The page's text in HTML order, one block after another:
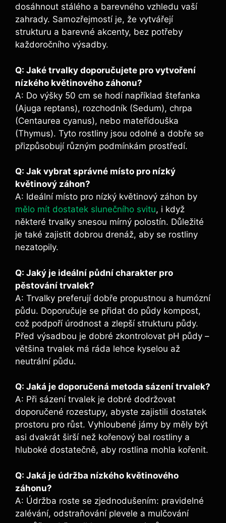
dosáhnout stálého a barevného vzhledu vaší
zahrady. Samozřejmostí je, že vytvářejí
strukturu a barevné akcenty, bez potřeby
každoročního výsadby.
Q: Jaké trvalky doporučujete pro vytvoření
nízkého květinového záhonu?
A: Do výšky 50 cm se hodí například štefanka
(Ajuga reptans), rozchodník (Sedum), chrpa
(Centaurea cyanus), nebo mateřídouška
(Thymus). Tyto rostliny jsou odolné a dobře se
přizpůsobují různým podmínkám prostředí.
Q: Jak vybrat správné místo pro nízký
květinový záhon?
A: Ideální místo pro nízký květinový záhon by
mělo mít dostatek slunečního svitu, i když
některé trvalky snesou mírný polostín. Důležité
je také zajistit dobrou drenáž, aby se rostliny
nezatopily.
Q: Jaký je ideální půdní charakter pro
pěstování trvalek?
A: Trvalky preferují dobře propustnou a humózní
půdu. Doporučuje se přidat do půdy kompost,
což podpoří úrodnost a zlepší strukturu půdy.
Před výsadbou je dobré zkontrolovat pH půdy –
většina trvalek má ráda lehce kyselou až
neutrální půdu.
Q: Jaká je doporučená metoda sázení trvalek?
A: Při sázení trvalek je dobré dodržovat
doporučené rozestupy, abyste zajistili dostatek
prostoru pro růst. Vyhloubené jámy by měly být
asi dvakrát širší než kořenový bal rostliny a
hluboké dostatečně, aby rostlina mohla kořenit.
Q: Jaká je údržba nízkého květinového
záhonu?
A: Údržba roste se zjednodušením: pravidelné
zalévání, odstraňování plevele a mulčování